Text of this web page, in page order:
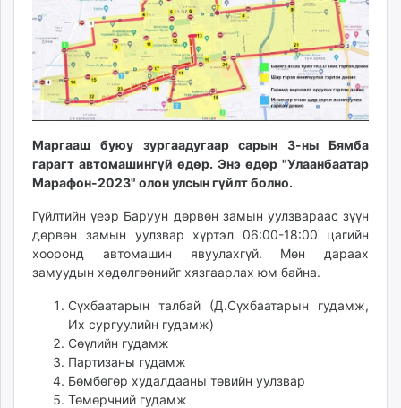
ikon.mn
mnb.mn
Livetv.mn
Eguur.mn
24tsag.mn
shuud.mn
eagle.mn
ergelt.mn
zarig.mn
today.mn
zuv.mn
mminfo.mn
ugluu.mn
urlag.mn
unen.mn
asu.mn
shudarga.mn
shuurhai.mn
Маргааш буюу зургаадугаар сарын 3-ны Бямба
гарагт автомашингүй өдөр. Энэ өдөр "Улаанбаатар
Марафон-2023" олон улсын гүйлт болно.
Гүйлтийн үеэр Баруун дөрвөн замын уулзвараас зүүн
дөрвөн замын уулзвар хүртэл 06:00-18:00 цагийн
хооронд автомашин явуулахгүй. Мөн дараах
замуудын хөдөлгөөнийг хязгаарлах юм байна.
Сүхбаатарын талбай (Д.Сүхбаатарын гудамж,
Их сургуулийн гудамж)
Сөүлийн гудамж
Партизаны гудамж
Бөмбөгөр худалдааны төвийн уулзвар
Төмөрчний гудамж